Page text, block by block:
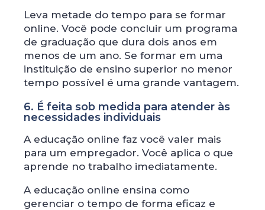
Leva metade do tempo para se formar
online. Você pode concluir um programa
de graduação que dura dois anos em
menos de um ano. Se formar em uma
instituição de ensino superior no menor
tempo possível é uma grande vantagem.
6. É feita sob medida para atender às
necessidades individuais
A educação online faz você valer mais
para um empregador. Você aplica o que
aprende no trabalho imediatamente.
A educação online ensina como
gerenciar o tempo de forma eficaz e